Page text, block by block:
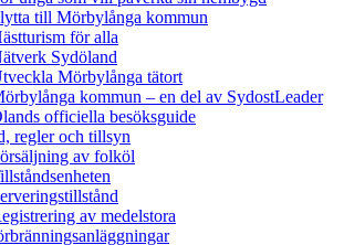
till Mörbylånga kommun
för alla
Sydöland
Mörbylånga tätort
kommun – en del av SydostLeader
officiella besöksguide
regler och tillsyn
av folköl
av medelstora